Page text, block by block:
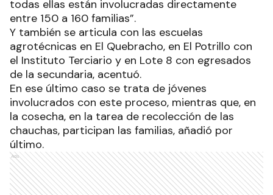
todas ellas están involucradas directamente
entre 150 a 160 familias”.
Y también se articula con las escuelas
agrotécnicas en El Quebracho, en El Potrillo con
el Instituto Terciario y en Lote 8 con egresados
de la secundaria, acentuó.
En ese último caso se trata de jóvenes
involucrados con este proceso, mientras que, en
la cosecha, en la tarea de recolección de las
chauchas, participan las familias, añadió por
último.
Ads